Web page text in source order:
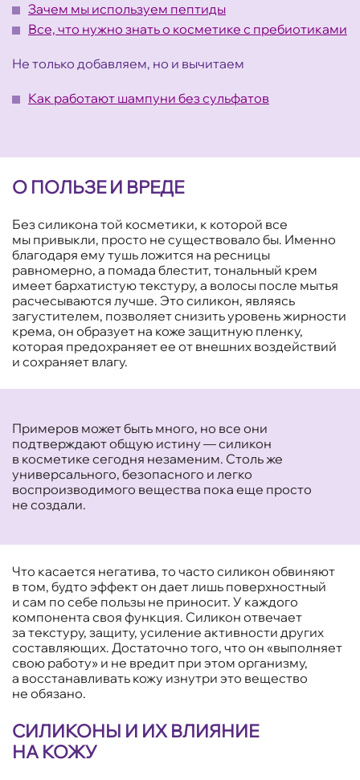
Зачем мы используем пептиды
Все, что нужно знать о косметике с пребиотиками
Не только добавляем, но и вычитаем
Как работают шампуни без сульфатов
О ПОЛЬЗЕ И ВРЕДЕ
Без силикона той косметики, к которой все
мы привыкли, просто не существовало бы. Именно
благодаря ему тушь ложится на ресницы
равномерно, а помада блестит, тональный крем
имеет бархатистую текстуру, а волосы после мытья
расчесываются лучше. Это силикон, являясь
загустителем, позволяет снизить уровень жирности
крема, он образует на коже защитную пленку,
которая предохраняет ее от внешних воздействий
и сохраняет влагу.
Примеров может быть много, но все они
подтверждают общую истину — силикон
в косметике сегодня незаменим. Столь же
универсального, безопасного и легко
воспроизводимого вещества пока еще просто
не создали.
Что касается негатива, то часто силикон обвиняют
в том, будто эффект он дает лишь поверхностный
и сам по себе пользы не приносит. У каждого
компонента своя функция. Силикон отвечает
за текстуру, защиту, усиление активности других
составляющих. Достаточно того, что он «выполняет
свою работу» и не вредит при этом организму,
а восстанавливать кожу изнутри это вещество
не обязано.
СИЛИКОНЫ И ИХ ВЛИЯНИЕ
НА КОЖУ